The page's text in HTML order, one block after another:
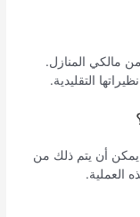
من مالكي المنازل.
يمكن أن يتم ذلك من
العملية.